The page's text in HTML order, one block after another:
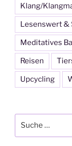
Klang/
Lesenswert &
Meditatives
Reisen
Upcycling
nach: